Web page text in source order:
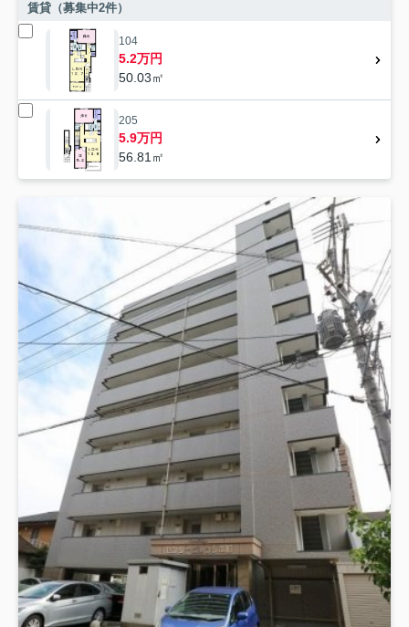
賃貸（募集中2件）
104
5.2万円
50.03㎡
205
5.9万円
56.81㎡